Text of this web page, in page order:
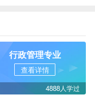
行政管理专业
查看详情
4888人学过